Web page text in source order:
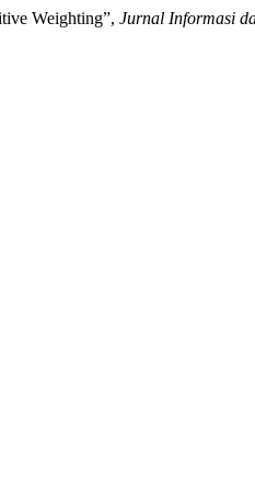
Weighting”, Jurnal Informasi